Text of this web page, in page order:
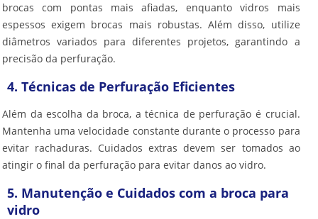
brocas com pontas mais afiadas, enquanto vidros mais
espessos exigem brocas mais robustas. Além disso, utilize
diâmetros variados para diferentes projetos, garantindo a
precisão da perfuração.
4. Técnicas de Perfuração Eficientes
Além da escolha da broca, a técnica de perfuração é crucial.
Mantenha uma velocidade constante durante o processo para
evitar rachaduras. Cuidados extras devem ser tomados ao
atingir o final da perfuração para evitar danos ao vidro.
5. Manutenção e Cuidados com a broca para
vidro